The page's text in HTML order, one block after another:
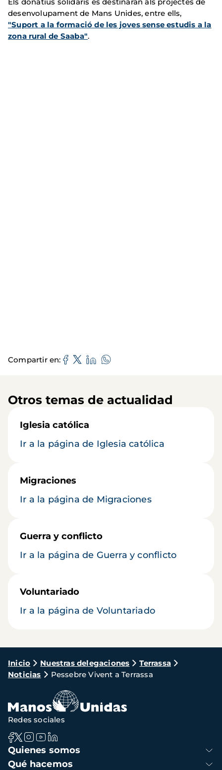
desenvolupament de Mans Unides, entre ells,
"Suport a la formació de les joves sense estudis a la
zona rural de Saaba".
Compartir en
Otros temas de actualidad
Iglesia católica
Ir a la página de Iglesia católica
Migraciones
Ir a la página de Migraciones
Guerra y conflicto
Ir a la página de Guerra y conflicto
Voluntariado
Ir a la página de Voluntariado
Ruta
de
navegación
Inicio Nuestras delegaciones
Terrassa
Noticias
Pessebre Vivent a Terrassa
Navegación
principal
Quienes somos
Qué hacemos
Redes sociales